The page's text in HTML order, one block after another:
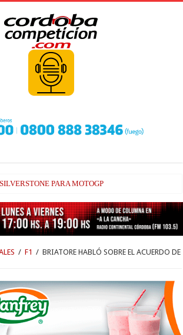
PARA MOTOGP
EXPLICACIONES DE POR QUÉ AÚN ALPINE NO
/ F1 / BRIATORE HABLÓ SOBRE EL ACUERDO DE